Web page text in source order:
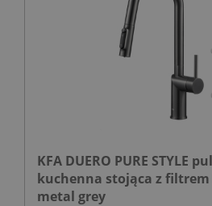
KFA DUERO PURE STYLE
kuchenna stojąca z filtrem
metal grey